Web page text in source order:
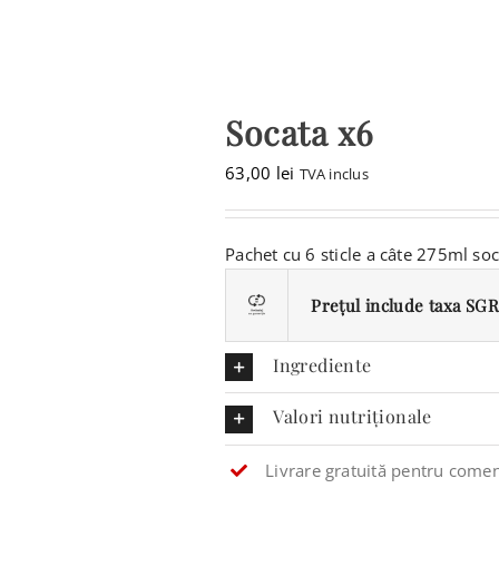
COȘ
Socata x6
63,00 lei TVA inclus
Pachet cu 6 sticle a câte 275ml
Prețul include taxa
Ingrediente
Valori nutriționale
Livrare gratuită pentru